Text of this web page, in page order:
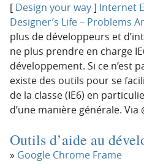
[ Design your way] Internet
Designer’s Life – Problems
plus de développeurs et
ne plus prendre en charge
développement. Si ce n’est
existe des outils pour se
de la classe (IE6) en
d’une manière générale. Via
Outils d’aide au
Google Chrome Frame